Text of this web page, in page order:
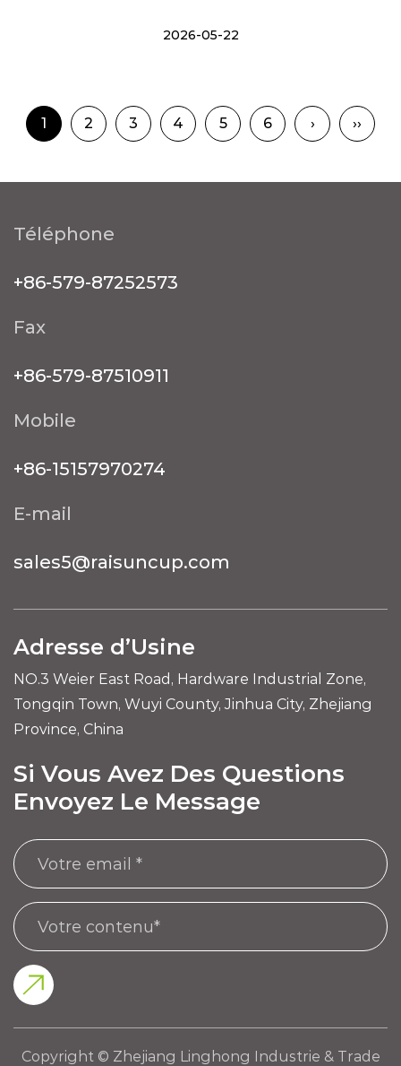
2026-05-22
1 2 3 4 5 6 › ››
Téléphone
+86-579-87252573
Fax
+86-579-87510911
Mobile
+86-15157970274
E-mail
sales5@raisuncup.com
Adresse d’Usine
NO.3 Weier East Road, Hardware Industrial Zone,
Tongqin Town, Wuyi County, Jinhua City, Zhejiang
Province, China
Si Vous Avez Des Questions
Envoyez Le Message
Copyright © Zhejiang Linghong Industrie & Trade